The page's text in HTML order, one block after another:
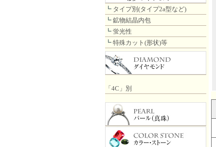
┗ タイプ別(タイプ2a型など)
┗ 鉱物結晶内包
┗ 蛍光性
┗ 特殊カット(形状)等
「4C」別